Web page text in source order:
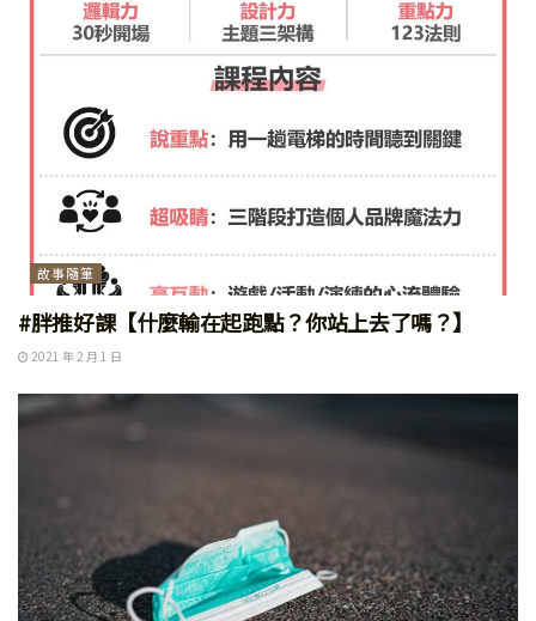
故事隨筆
#胖推好課【什麼輸在起跑點？你站上去了嗎？】
2021 年 2 月 1 日